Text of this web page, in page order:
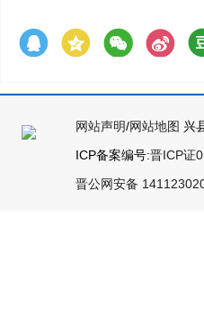
网站声明/网站地图 兴
ICP备案编号:晋ICP证
晋公网安备